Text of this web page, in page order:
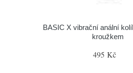
BASIC X vibrační anální
kroužkem
495 Kč